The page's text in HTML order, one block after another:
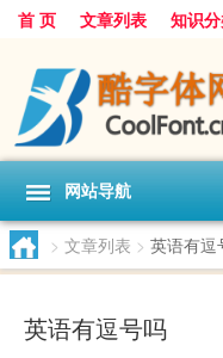
首 页 文章列表 知识
网站导航
> 文章列表 > 英语有逗
英语有逗号吗